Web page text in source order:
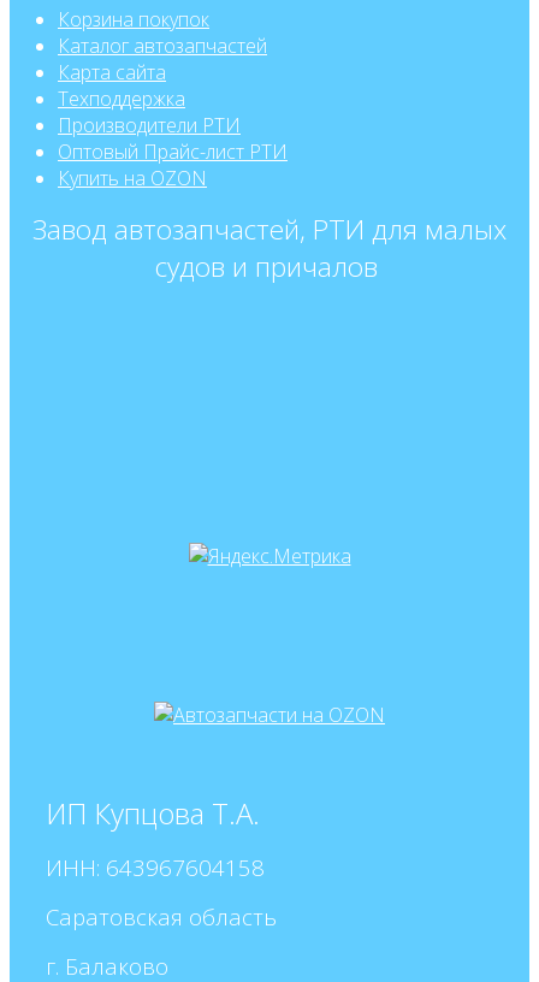
Корзина покупок
Каталог автозапчастей
Карта сайта
Техподдержка
Производители РТИ
Оптовый Прайс-лист РТИ
Купить на OZON
Завод автозапчастей, РТИ для малых
судов и причалов
ИП Купцова Т.А.
ИНН: 643967604158
Саратовская область
г. Балаково